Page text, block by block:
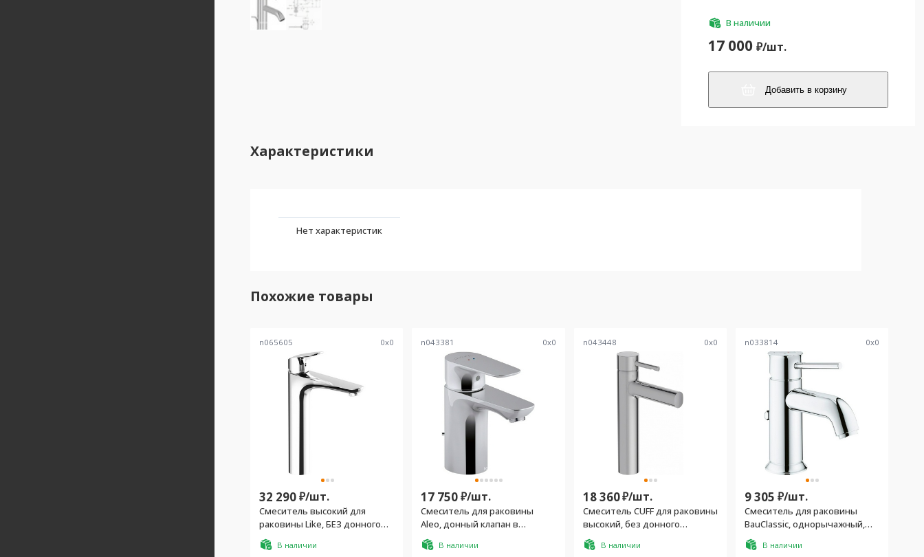
В наличии
17 000 ₽/шт.
Добавить в корзину
Характеристики
Нет характеристик
Похожие товары
n065605 0x0
32 290₽/шт.
Смеситель высокий для
раковины Like, БЕЗ донного
клапана, с установочным
комплектом, хром
В наличии
n043381 0x0
17 750₽/шт.
Смеситель для раковины
Aleo, донный клапан в
комплекте, хром
В наличии
n043448 0x0
18 360₽/шт.
Смеситель CUFF для раковины
высокий, без донного
клапана, хром
В наличии
n033814 0x0
9 305 ₽/шт.
Смеситель для раковины
BauClassic, однорычажный,
гибкая подводка, дон.клапан
в компл., хром
В наличии